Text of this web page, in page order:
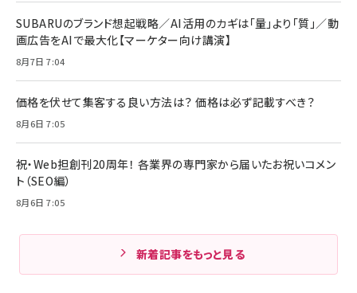
SUBARUのブランド想起戦略／AI活用のカギは「量」より「質」／動
画広告をAIで最大化【マーケター向け講演】
8月7日 7:04
価格を伏せて集客する良い方法は？ 価格は必ず記載すべき？
8月6日 7:05
祝・Web担創刊20周年！ 各業界の専門家から届いたお祝いコメン
ト（SEO編）
8月6日 7:05
新着記事をもっと見る